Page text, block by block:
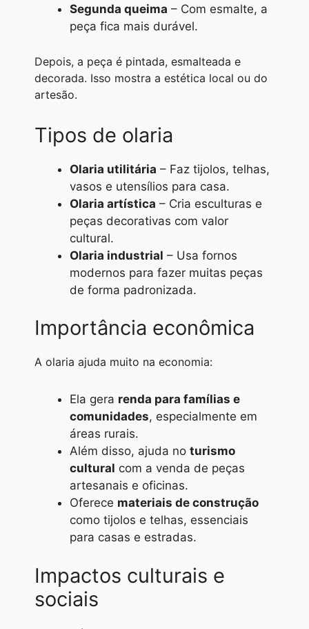
Segunda queima – Com esmalte, a
peça fica mais durável.
Depois, a peça é pintada, esmalteada e
decorada. Isso mostra a estética local ou do
artesão.
Tipos de olaria
Olaria utilitária – Faz tijolos, telhas,
vasos e utensílios para casa.
Olaria artística – Cria esculturas e
peças decorativas com valor
cultural.
Olaria industrial – Usa fornos
modernos para fazer muitas peças
de forma padronizada.
Importância econômica
A olaria ajuda muito na economia:
Ela gera renda para famílias e
comunidades, especialmente em
áreas rurais.
Além disso, ajuda no turismo
cultural com a venda de peças
artesanais e oficinas.
Oferece materiais de construção
como tijolos e telhas, essenciais
para casas e estradas.
Impactos culturais e
sociais